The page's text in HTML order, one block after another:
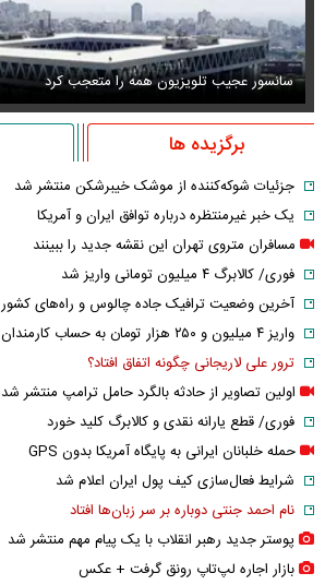
سانسور عجیب تلویزیون همه را متعجب کرد
برگزیده ها
جزئیات شوکه‌کننده از موشک خیبرشکن منتشر شد
یک خبر غیرمنتظره درباره توافق ایران و آمریکا
مسافران متروی تهران این نقشه جدید را ببینند
فوری/ کالابرگ ۴ میلیون تومانی واریز شد
آخرین وضعیت ترافیک جاده چالوس و راه‌های کشور
واریز ۴ میلیون و ۲۵۰ هزار تومان به حساب کارمندان
ترور علی لاریجانی چگونه اتفاق افتاد؟
اولین تصاویر از حادثه بالگرد حامل ترامپ منتشر شد
فوری/ قطع یارانه نقدی و کالابرگ کلید خورد
حمله خلبانان ایرانی به پایگاه آمریکا بدون GPS
شرایط فعال‌سازی کیف پول ایران اعلام شد
نام احمد جنتی دوباره بر سر زبان‌ها افتاد
پوستر جدید رهبر انقلاب با یک پیام مهم منتشر شد
بازار اجاره لپ‌تاپ رونق گرفت + عکس